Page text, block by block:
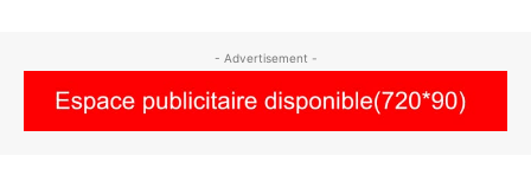
- Advertisement -